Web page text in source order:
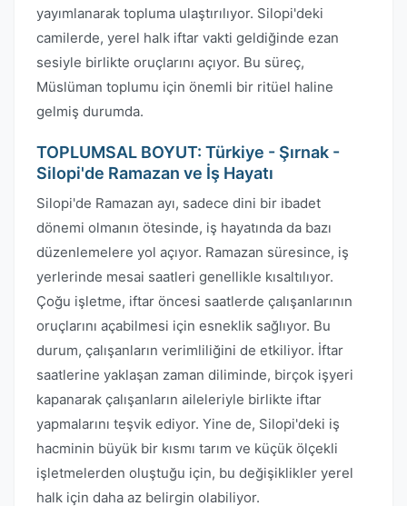
yayımlanarak topluma ulaştırılıyor. Silopi'deki
camilerde, yerel halk iftar vakti geldiğinde ezan
sesiyle birlikte oruçlarını açıyor. Bu süreç,
Müslüman toplumu için önemli bir ritüel haline
gelmiş durumda.
TOPLUMSAL BOYUT: Türkiye - Şırnak -
Silopi'de Ramazan ve İş Hayatı
Silopi'de Ramazan ayı, sadece dini bir ibadet
dönemi olmanın ötesinde, iş hayatında da bazı
düzenlemelere yol açıyor. Ramazan süresince, iş
yerlerinde mesai saatleri genellikle kısaltılıyor.
Çoğu işletme, iftar öncesi saatlerde çalışanlarının
oruçlarını açabilmesi için esneklik sağlıyor. Bu
durum, çalışanların verimliliğini de etkiliyor. İftar
saatlerine yaklaşan zaman diliminde, birçok işyeri
kapanarak çalışanların aileleriyle birlikte iftar
yapmalarını teşvik ediyor. Yine de, Silopi'deki iş
hacminin büyük bir kısmı tarım ve küçük ölçekli
işletmelerden oluştuğu için, bu değişiklikler yerel
halk için daha az belirgin olabiliyor.